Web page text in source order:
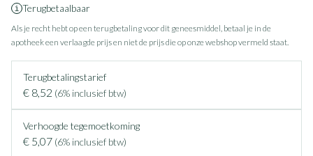
Terugbetaalbaar
Als je recht hebt op een terugbetaling voor dit geneesmiddel, betaal je in de
apotheek een verlaagde prijs en niet de prijs die op onze webshop vermeld staat.
Terugbetalingstarief
€ 8,52 (6% inclusief btw)
Verhoogde tegemoetkoming
€ 5,07 (6% inclusief btw)